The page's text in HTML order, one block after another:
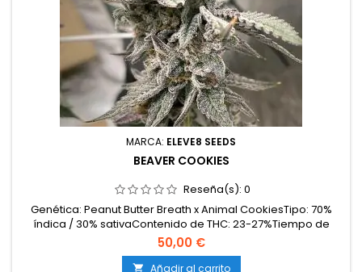
MARCA: ELEVE8 SEEDS
BEAVER COOKIES
Reseña(s): 0
Genética: Peanut Butter Breath x Animal CookiesTipo: 70%
índica / 30% sativaContenido de THC: 23-27%Tiempo de
floración: 8-9 semanas en interiorProducción en
interior: 500-600 g/m²Producción en exterior: 700-900
g/planta (lista a mediados de octubre)Altura: 90-120 cm en
50,00 €
 Añadir al carrito